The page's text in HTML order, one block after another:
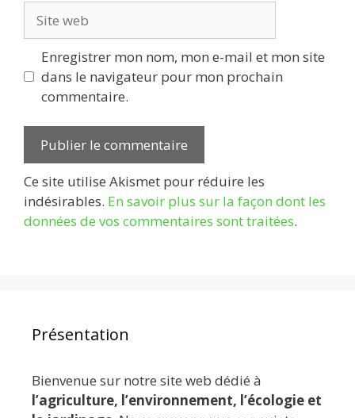
web
Enregistrer mon nom, mon e-mail et mon site
dans le navigateur pour mon prochain
commentaire.
Ce site utilise Akismet pour réduire les
indésirables. En savoir plus sur la façon dont les
données de vos commentaires sont traitées.
Présentation
Bienvenue sur notre site web dédié à
l’agriculture, l’environnement, l’écologie et